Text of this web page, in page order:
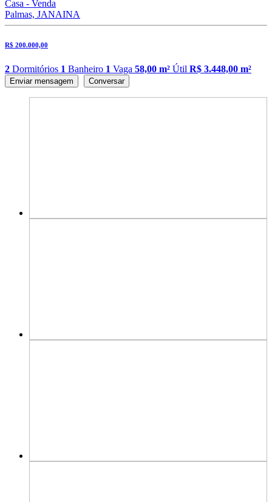
Casa - Venda
Palmas, JANAINA
R$ 200.000,00
2 Dormitórios 1 Banheiro 1 Vaga 58,00 m² Útil R$ 3.448,00 m²
Enviar mensagem Conversar